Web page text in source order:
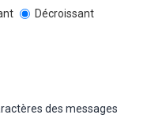
Décroissant
des messages